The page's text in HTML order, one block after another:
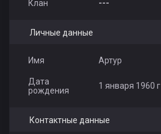
Вадим Ковалёв
Клан ---
Личные данные
Имя Артур
Дата
рождения
1 января 1960 г
Контактные данные